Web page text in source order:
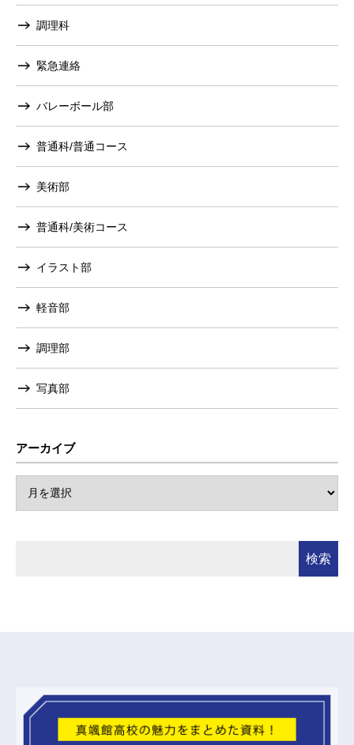
調理科
緊急連絡
バレーボール部
普通科/普通コース
美術部
普通科/美術コース
イラスト部
軽音部
調理部
写真部
アーカイブ